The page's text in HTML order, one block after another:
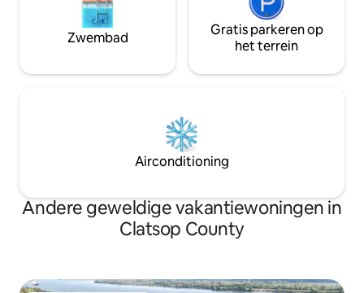
Zwembad
Gratis parkeren op
het terrein
Airconditioning
Andere geweldige vakantiewoningen in
Clatsop County